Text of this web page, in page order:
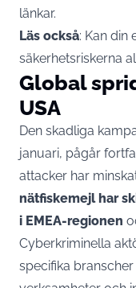
länkar.
Läs också: Kan din
säkerhetsriskerna
Global
USA
Den skadliga
januari, pågår
attacker har
nätfiskemejl har
i EMEA-regionen
Cyberkriminella
specifika